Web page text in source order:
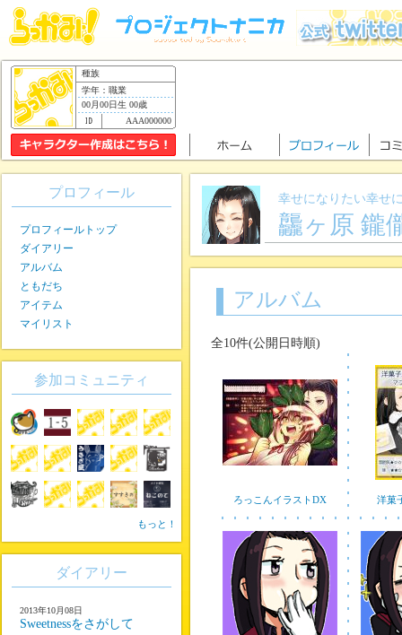
種族
学年：職業
00月00日生 00歳
AAA000000
幸せになりたい幸せ
龘ヶ原 鑨
アルバム
全10件(公開日時順)
ろっこんイラストDX 洋菓
プロフィール
プロフィールトップ
ダイアリー
アルバム
ともだち
アイテム
マイリスト
参加コミュニティ
もっと！
ダイアリー
2013年10月08日
Sweetnessをさがして